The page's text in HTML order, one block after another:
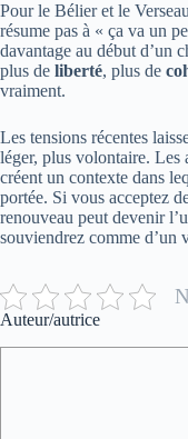
Pour le Bélier et le
résume pas à « ça va un
davantage au début d’un
plus de liberté, plus de
vraiment.
Les tensions récentes
léger, plus volontaire. Les
créent un contexte dans
portée. Si vous acceptez
renouveau peut devenir
souviendrez comme d’un
Auteur/autrice